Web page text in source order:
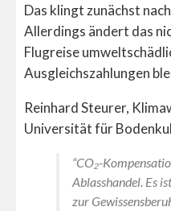
Das klingt zunächst
Allerdings ändert das
Flugreise
Ausgleichszahlungen
Reinhard Steurer,
Universität für
“CO₂-
Ablasshandel. Es
zur